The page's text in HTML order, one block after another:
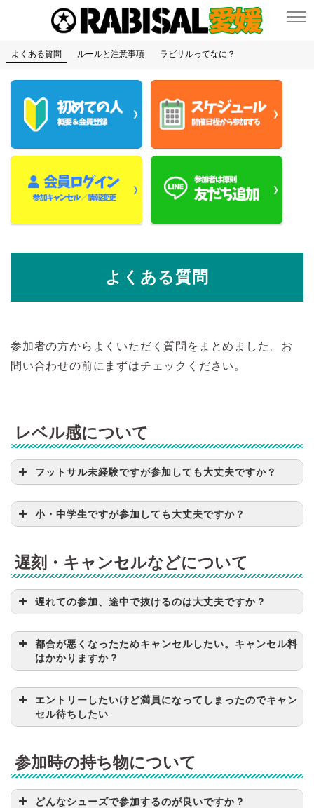
よくある質問 ルールと注意事項 ラビサルってなに？
よくある質問
参加者の方からよくいただく質問をまとめました。お
問い合わせの前にまずはチェックください。
レベル感について
フットサル未経験ですが参加しても大丈夫ですか？
小・中学生ですが参加しても大丈夫ですか？
遅刻・キャンセルなどについて
遅れての参加、途中で抜けるのは大丈夫ですか？
都合が悪くなったためキャンセルしたい。キャンセル料
はかかりますか？
エントリーしたいけど満員になってしまったのでキャン
セル待ちしたい
参加時の持ち物について
どんなシューズで参加するのが良いですか？